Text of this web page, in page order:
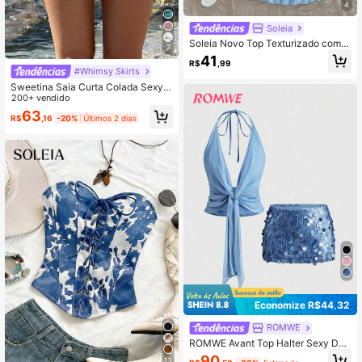
7
#Whimsy Skirts
Sweetina Saia Curta Colada Sexy d
e Cintura Baixa com Glitter, Roupa p
ara Festa de Clube, Sexy para Mulh
eres de Clube
200+ vendido
R$63 ,16 -20% Últimos 2 dias
13
4
Soleia
Soleia Novo Top Texturizado com A
marração no Pescoço e Costas Abe
rtas
R$41 ,99
Economize R$44,32
ROMWE
ROMWE Avant Top Halter Sexy Dec
ote Ultra Baixo com Nó Torcido e Fit